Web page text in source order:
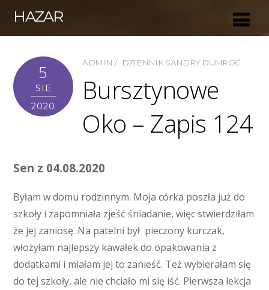
HAZAR
5
SIE
2020
ADMIN DZIENNIK SANDRY DUMROC
Bursztynowe
Oko – Zapis 124
Sen z 04.08.2020
Byłam w domu rodzinnym. Moja córka poszła już do
szkoły i zapomniała zjeść śniadanie, więc stwierdziłam
że jej zaniosę. Na patelni był pieczony kurczak,
włożyłam najlepszy kawałek do opakowania z
dodatkami i miałam jej to zanieść. Też wybierałam się
do tej szkoły, ale nie chciało mi się iść. Pierwsza lekcja